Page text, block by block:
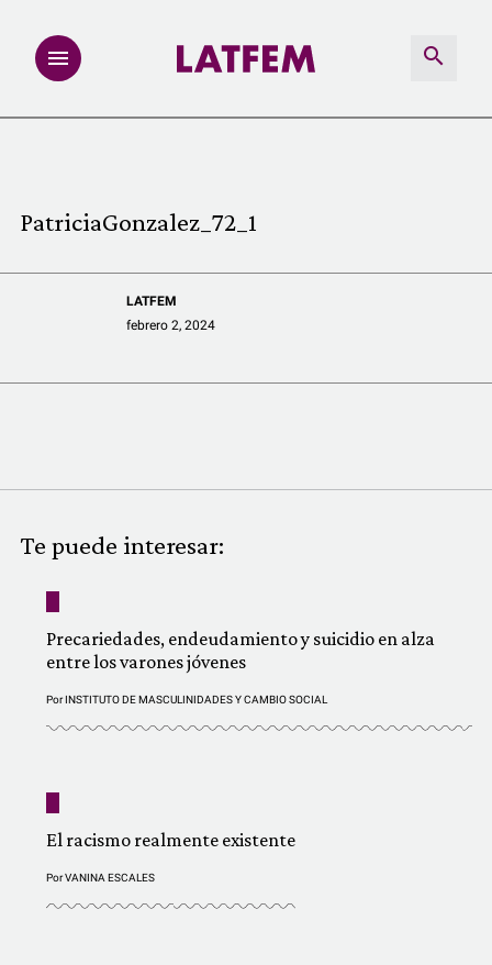
REDACCIÓN ABIERTA
LATFEMLAB.
QUIÉNES SOMOS
PatriciaGonzalez_72_1
LATFEM
febrero 2, 2024
Te puede interesar:
Precariedades, endeudamiento y suicidio en alza
entre los varones jóvenes
PorINSTITUTO DE MASCULINIDADES Y CAMBIO SOCIAL
El racismo realmente existente
PorVANINA ESCALES